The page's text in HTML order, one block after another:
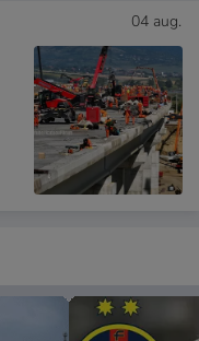
04 aug.